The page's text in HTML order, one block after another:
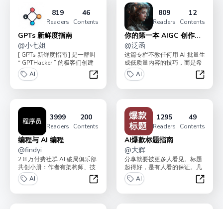
819
Readers
46
Contents
GPTs 新鲜度指南
@小七姐
[ GPTs 新鲜度指南 ] 是一群叫
“ GPTHacker ” 的极客们创建
的，他们致力于创作和...
AI
GPTs 新鲜度指南
809
Readers
12
Contents
你的第一本 AIGC 创作指
南
@泛函
这篇专栏不教任何用 AI 批量生
成低质量内容的技巧，而是希
望能够让你利用 AI 进行体面的
创作。让 ...
AI
你的
3999
Readers
200
Contents
编程与 AI 编程
@findyi
2.8 万付费社群 AI 破局俱乐部
共创小册：作者有架构师、技
术负责人、大厂程序员等，旨
在帮助程序员...
AI
编程与 AI 编程
1295
Readers
49
Contents
AI爆款标题指南
@大辉
分享就要被更多人看见。标题
起得好，是有人看的保证。几
百阅读和几万阅读，只差一个
好标题。小册有四个专栏...
AI
AI爆